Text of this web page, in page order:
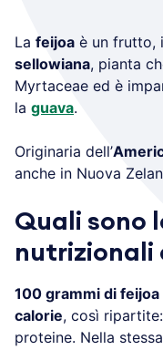
La feijoa è un frutto,
sellowiana, pianta
Myrtaceae ed è
la guava.
Originaria dell’
anche in Nuova
Quali sono
nutrizionali
100 grammi di feijoa
calorie, così
proteine. Nella